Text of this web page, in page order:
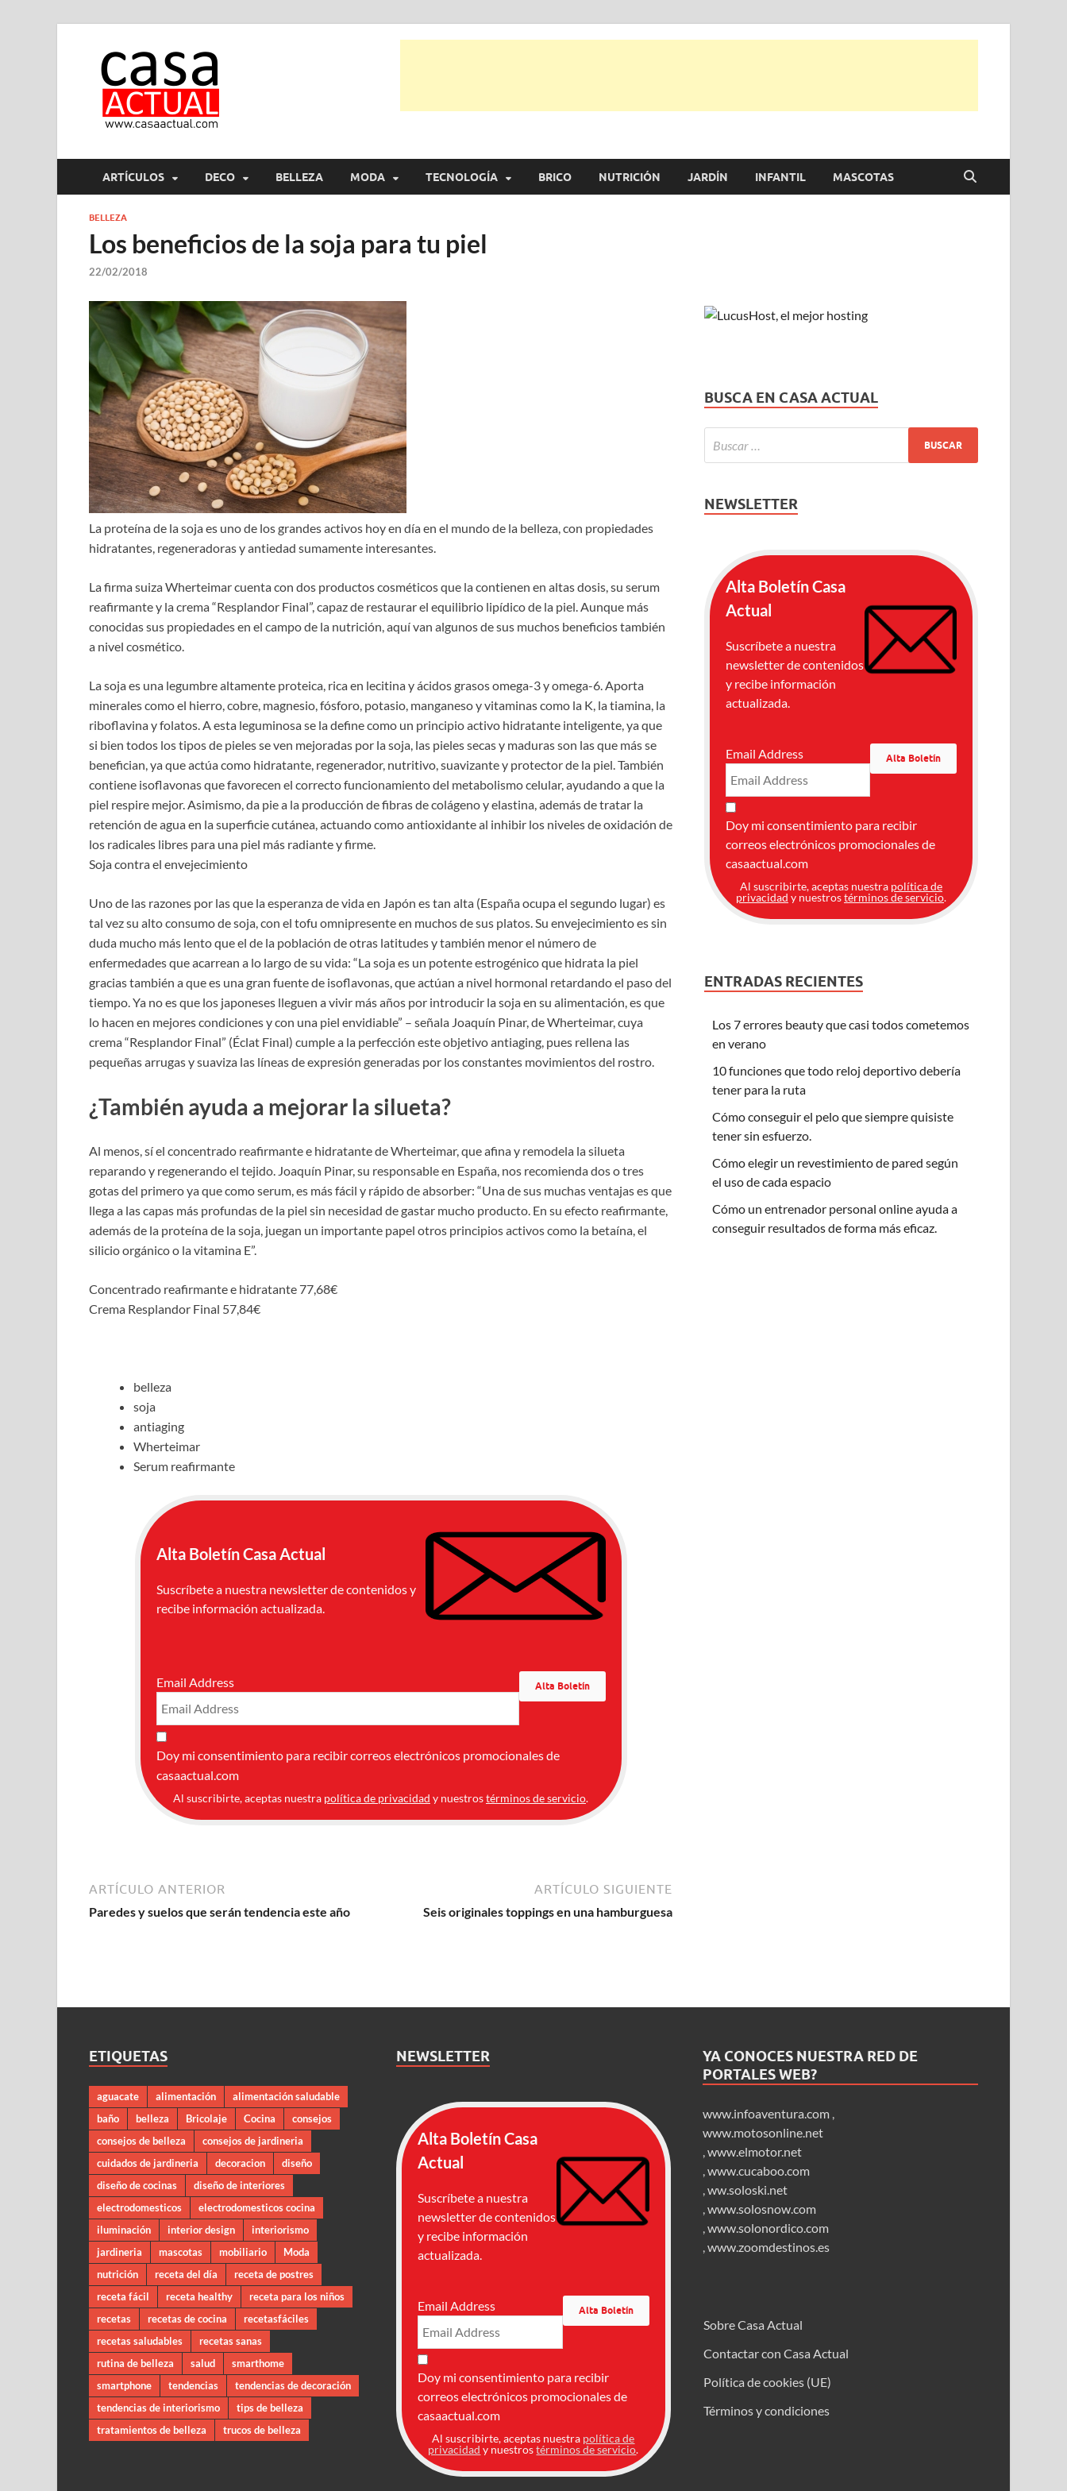
ARTÍCULOS DECO BELLEZA MODA TECNOLOGÍA BRICO NUTRICIÓN JARDÍN INFANTIL MASCOTAS
BELLEZA
Los beneficios de la soja para tu piel
22/02/2018
La proteína de la soja es uno de los grandes activos hoy en día en el mundo de la belleza, con propiedades
hidratantes, regeneradoras y antiedad sumamente interesantes.
La firma suiza Wherteimar cuenta con dos productos cosméticos que la contienen en altas dosis, su serum
reafirmante y la crema “Resplandor Final”, capaz de restaurar el equilibrio lipídico de la piel. Aunque más
conocidas sus propiedades en el campo de la nutrición, aquí van algunos de sus muchos beneficios también
a nivel cosmético.
La soja es una legumbre altamente proteica, rica en lecitina y ácidos grasos omega-3 y omega-6. Aporta
minerales como el hierro, cobre, magnesio, fósforo, potasio, manganeso y vitaminas como la K, la tiamina, la
riboflavina y folatos. A esta leguminosa se la define como un principio activo hidratante inteligente, ya que
si bien todos los tipos de pieles se ven mejoradas por la soja, las pieles secas y maduras son las que más se
benefician, ya que actúa como hidratante, regenerador, nutritivo, suavizante y protector de la piel. También
contiene isoflavonas que favorecen el correcto funcionamiento del metabolismo celular, ayudando a que la
piel respire mejor. Asimismo, da pie a la producción de fibras de colágeno y elastina, además de tratar la
retención de agua en la superficie cutánea, actuando como antioxidante al inhibir los niveles de oxidación de
los radicales libres para una piel más radiante y firme.
Soja contra el envejecimiento
Uno de las razones por las que la esperanza de vida en Japón es tan alta (España ocupa el segundo lugar) es
tal vez su alto consumo de soja, con el tofu omnipresente en muchos de sus platos. Su envejecimiento es sin
duda mucho más lento que el de la población de otras latitudes y también menor el número de
enfermedades que acarrean a lo largo de su vida: “La soja es un potente estrogénico que hidrata la piel
gracias también a que es una gran fuente de isoflavonas, que actúan a nivel hormonal retardando el paso del
tiempo. Ya no es que los japoneses lleguen a vivir más años por introducir la soja en su alimentación, es que
lo hacen en mejores condiciones y con una piel envidiable” – señala Joaquín Pinar, de Wherteimar, cuya
crema “Resplandor Final” (Éclat Final) cumple a la perfección este objetivo antiaging, pues rellena las
pequeñas arrugas y suaviza las líneas de expresión generadas por los constantes movimientos del rostro.
¿También ayuda a mejorar la silueta?
Al menos, sí el concentrado reafirmante e hidratante de Wherteimar, que afina y remodela la silueta
reparando y regenerando el tejido. Joaquín Pinar, su responsable en España, nos recomienda dos o tres
gotas del primero ya que como serum, es más fácil y rápido de absorber: “Una de sus muchas ventajas es que
llega a las capas más profundas de la piel sin necesidad de gastar mucho producto. En su efecto reafirmante,
además de la proteína de la soja, juegan un importante papel otros principios activos como la betaína, el
silicio orgánico o la vitamina E”.
Concentrado reafirmante e hidratante 77,68€
Crema Resplandor Final 57,84€
belleza
soja
antiaging
Wherteimar
Serum reafirmante
Alta Boletín Casa Actual
Suscríbete a nuestra newsletter de contenidos y
recibe información actualizada.
Email Address
Doy mi consentimiento para recibir correos electrónicos promocionales de
casaactual.com
Al suscribirte, aceptas nuestra política de privacidad y nuestrostérminos de servicio.
ARTÍCULO ANTERIOR
Paredes y suelos que serán tendencia este año
ARTÍCULO SIGUIENTE
Seis originales toppings en una hamburguesa
BUSCA EN CASA ACTUAL
NEWSLETTER
Alta Boletín Casa
Actual
Suscríbete a nuestra
newsletter de contenidos
y recibe información
actualizada.
Email Address
Doy mi consentimiento para recibir
correos electrónicos promocionales de
casaactual.com
Al suscribirte, aceptas nuestra política de
privacidad y nuestrostérminos de servicio.
ENTRADAS RECIENTES
Los 7 errores beauty que casi todos cometemos
en verano
10 funciones que todo reloj deportivo debería
tener para la ruta
Cómo conseguir el pelo que siempre quisiste
tener sin esfuerzo.
Cómo elegir un revestimiento de pared según
el uso de cada espacio
Cómo un entrenador personal online ayuda a
conseguir resultados de forma más eficaz.
ETIQUETAS
aguacate alimentación
alimentación saludable
baño
belleza Bricolaje Cocina
consejos
consejos de belleza
consejos de jardineria
cuidados de jardineria
decoracion
diseño
diseño de cocinas
diseño de interiores
electrodomesticos
electrodomesticos cocina
iluminación
interior design
interiorismo
jardineria
mascotas mobiliario
Moda
nutrición
receta del día
receta de postres
receta fácil
receta healthy
receta para los niños
recetas
recetas de cocina
recetasfáciles
recetas saludables
recetas sanas
rutina de belleza
salud
smarthome
smartphone
tendencias
tendencias de decoración
tendencias de interiorismo
tips de belleza
tratamientos de belleza
trucos de belleza
NEWSLETTER
Alta Boletín Casa
Actual
Suscríbete a nuestra
newsletter de contenidos
y recibe información
actualizada.
Email Address
Doy mi consentimiento para recibir
correos electrónicos promocionales de
casaactual.com
Al suscribirte, aceptas nuestra política de
privacidad y nuestrostérminos de servicio.
YA CONOCES NUESTRA RED DE
PORTALES WEB?
www.infoaventura.com
www.motosonline.net
,www.elmotor.net
,www.cucaboo.com
,ww.soloski.net
,www.solosnow.com
,www.solonordico.com
,www.zoomdestinos.es
Sobre Casa Actual
Contactar con Casa Actual
Política de cookies (UE)
Términos y condiciones